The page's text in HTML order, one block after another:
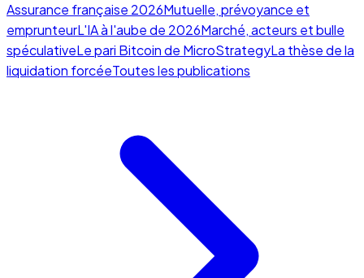
Assurance française 2026Mutuelle, prévoyance et
emprunteurL'IA à l'aube de 2026Marché, acteurs et bulle
spéculativeLe pari Bitcoin de MicroStrategyLa thèse de la
liquidation forcéeToutes les publications